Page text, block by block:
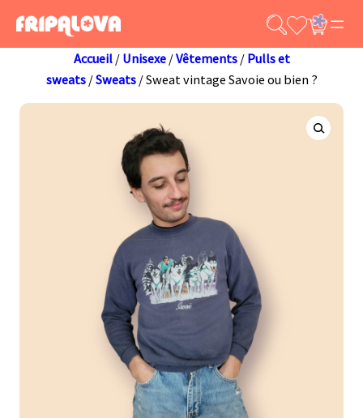
contenu
Accueil/ Unisexe/Vêtements/ Pulls et
sweats/Sweats/ Sweat vintage Savoie ou bien ?